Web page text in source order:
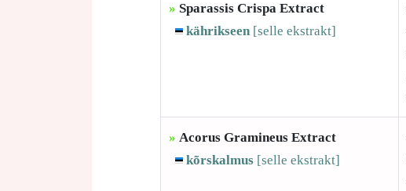
» Sparassis Crispa Extract
kährikseen [selle ekstrakt]
» Acorus Gramineus Extract
kõrskalmus [selle ekstrakt]